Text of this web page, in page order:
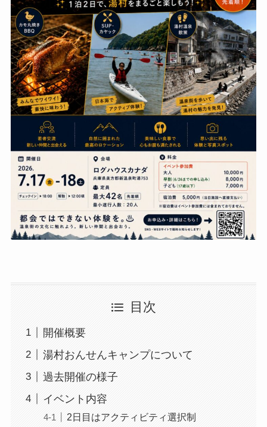
目次
開催概要
湯村おんせんキャンプについて
過去開催の様子
イベント内容
2日目はアクティビティ選択制